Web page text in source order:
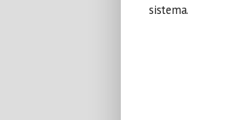
sistema.